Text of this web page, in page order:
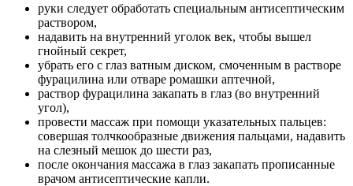
руки следует обработать специальным антисептическим
раствором,
надавить на внутренний уголок век, чтобы вышел
гнойный секрет,
убрать его с глаз ватным диском, смоченным в растворе
фурацилина или отваре ромашки аптечной,
раствор фурацилина закапать в глаз (во внутренний
угол),
провести массаж при помощи указательных пальцев:
совершая толчкообразные движения пальцами, надавить
на слезный мешок до шести раз,
после окончания массажа в глаз закапать прописанные
врачом антисептические капли.